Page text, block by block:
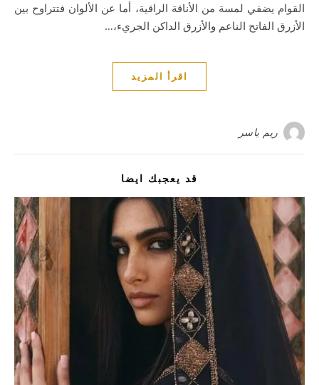
القوام يضفي لمسة من الأناقة الراقية، أما عن الألوان فتتراوح بين
الأزرق الفاتح الناعم والأزرق الداكن الجريء،…
اقرأ المزيد
ريم ياسر
قد يعجبك ايضا